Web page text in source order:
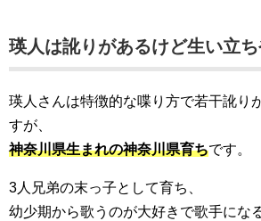
瑛人は訛りがあるけど生い立ち
瑛人さんは特徴的な喋り方で若干訛り
すが、
神奈川県生まれの神奈川県育ちです。
3人兄弟の末っ子として育ち、
幼少期から歌うのが大好きで歌手にな